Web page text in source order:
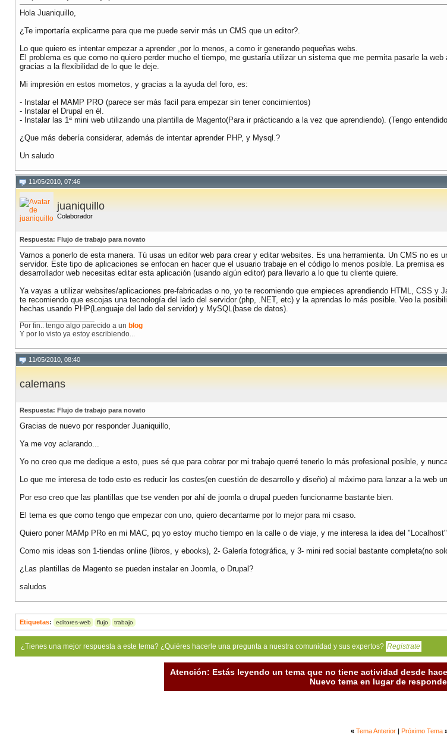
Hola Juaniquillo,
¿Te importaría explicarme para que me puede servir más un CMS que un editor?.
Lo que quiero es intentar empezar a aprender ,por lo menos, a como ir generando pequeñas webs.
El problema es que como no quiero perder mucho el tiempo, me gustaría utilizar un sistema que me permita pasarle la
gracias a la flexibilidad de lo que le deje.
Mi impresión en estos mometos, y gracias a la ayuda del foro, es:
- Instalar el MAMP PRO (parece ser más facil para empezar sin tener concimientos)
- Instalar el Drupal en él.
- Instalar las 1ª mini web utilizando una plantilla de Magento(Para ir prácticando a la vez que aprendiendo). (Tengo
¿Que más debería considerar, además de intentar aprender PHP, y Mysql.?
Un saludo
11/05/2010, 07:46
juaniquillo
Colaborador
Respuesta: Flujo de trabajo para novato
Vamos a ponerlo de esta manera. Tú usas un editor web para crear y editar websites. Es una herramienta. Un CMS no es
servidor. Este tipo de aplicaciones se enfocan en hacer que el usuario trabaje en el código lo menos posible. La premisa
desarrollador web necesitas editar esta aplicación (usando algún editor) para llevarlo a lo que tu cliente quiere.
Ya vayas a utilizar websites/aplicaciones pre-fabricadas o no, yo te recomiendo que empieces aprendiendo HTML, CSS
te recomiendo que escojas una tecnología del lado del servidor (php, .NET, etc) y la aprendas lo más posible. Veo la
hechas usando PHP(Lenguaje del lado del servidor) y MySQL(base de datos).
Por fin.. tengo algo parecido a un blog
Y por lo visto ya estoy escribiendo...
11/05/2010, 08:40
calemans
Respuesta: Flujo de trabajo para novato
Gracias de nuevo por responder Juaniquillo,
Ya me voy aclarando...
Yo no creo que me dedique a esto, pues sé que para cobrar por mi trabajo querré tenerlo lo más profesional posible, y
Lo que me interesa de todo esto es reducir los costes(en cuestión de desarrollo y diseño) al máximo para lanzar a la web
Por eso creo que las plantillas que tse venden por ahí de joomla o drupal pueden funcionarme bastante bien.
El tema es que como tengo que empezar con uno, quiero decantarme por lo mejor para mi csaso.
Quiero poner MAMp PRo en mi MAC, pq yo estoy mucho tiempo en la calle o de viaje, y me interesa la idea del
Como mis ideas son 1-tiendas online (libros, y ebooks), 2- Galería fotográfica, y 3- mini red social bastante completa(no
¿Las plantillas de Magento se pueden instalar en Joomla, o Drupal?
saludos
Etiquetas: editores-web flujo trabajo
¿Tienes una mejor respuesta a este tema? ¿Quiéres hacerle una pregunta a nuestra comunidad y sus expertos? Registrate
Atención: Estás leyendo un tema que no tiene actividad desde
Nuevo tema en lugar de
« Tema Anterior Próximo Tema